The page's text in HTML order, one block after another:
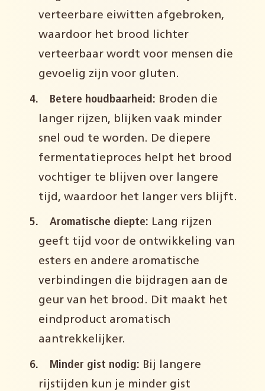
verteerbare eiwitten afgebroken,
waardoor het brood lichter
verteerbaar wordt voor mensen die
gevoelig zijn voor gluten.
Betere houdbaarheid: Broden die
langer rijzen, blijken vaak minder
snel oud te worden. De diepere
fermentatieproces helpt het brood
vochtiger te blijven over langere
tijd, waardoor het langer vers blijft.
Aromatische diepte: Lang rijzen
geeft tijd voor de ontwikkeling van
esters en andere aromatische
verbindingen die bijdragen aan de
geur van het brood. Dit maakt het
eindproduct aromatisch
aantrekkelijker.
Minder gist nodig: Bij langere
rijstijden kun je minder gist